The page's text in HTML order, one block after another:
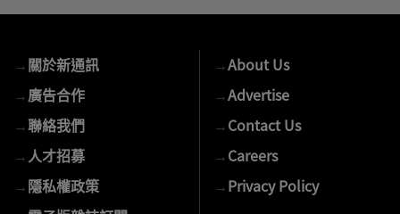
E-
mail
→關於新通訊
→廣告合作
→聯絡我們
→ 人才招募
→隱私權政策
→About Us
→Advertise
→Contact Us
→Careers
→Privacy Policy